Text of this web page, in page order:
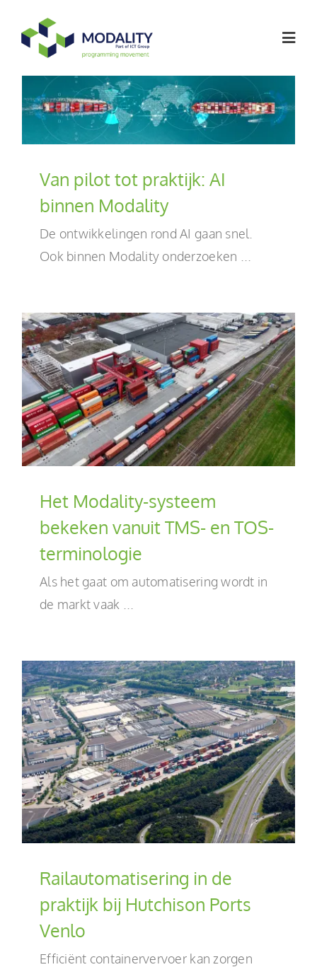
naar
inhoud
Softwareoplossingen
Werken bij
Artikelen
Over ons
NL
Van pilot tot praktijk: AI
binnen Modality
De ontwikkelingen rond AI gaan snel.
Ook binnen Modality onderzoeken ...
Het Modality-systeem
bekeken vanuit TMS- en TOS-
terminologie
Als het gaat om automatisering wordt in
de markt vaak ...
Railautomatisering in de
praktijk bij Hutchison Ports
Venlo
Efficiënt containervervoer kan zorgen